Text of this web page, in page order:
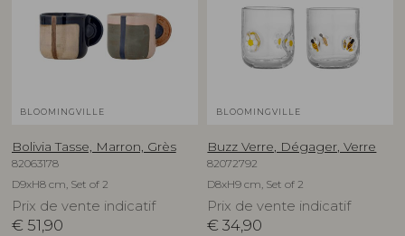
BLOOMINGVILLE
Bolivia Tasse, Marron, Grès
82063178
D9xH8 cm, Set of 2
Prix de vente indicatif
€ 51,90
BLOOMINGVILLE
Buzz Verre, Dégager, Verre
82072792
D8xH9 cm, Set of 2
Prix de vente indicatif
€ 34,90